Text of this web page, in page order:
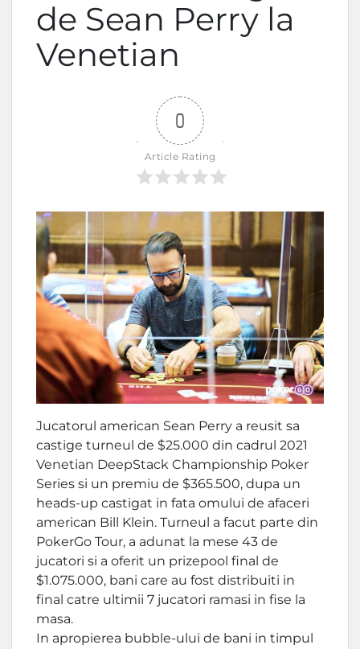
de Sean Perry la
Venetian
0
Article Rating
Jucatorul american Sean Perry a reusit sa
castige turneul de $25.000 din cadrul 2021
Venetian DeepStack Championship Poker
Series si un premiu de $365.500, dupa un
heads-up castigat in fata omului de afaceri
american Bill Klein. Turneul a facut parte din
PokerGo Tour, a adunat la mese 43 de
jucatori si a oferit un prizepool final de
$1.075.000, bani care au fost distribuiti in
final catre ultimii 7 jucatori ramasi in fise la
masa.
In apropierea bubble-ului de bani in timpul